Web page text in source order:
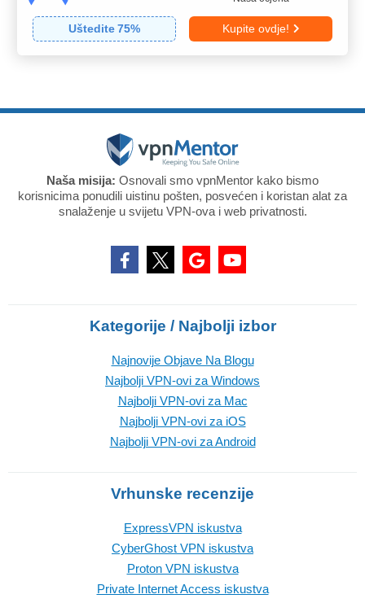
Uštedite75% Kupite ovdje!
Naša misija: Osnovali smo vpnMentor kako bismo
korisnicima ponudili uistinu pošten, posvećen i koristan alat za
snalaženje u svijetu VPN-ova i web privatnosti.
Kategorije / Najbolji izbor
Najnovije Objave Na Blogu
Najbolji VPN-ovi za Windows
Najbolji VPN-ovi za Mac
Najbolji VPN-ovi za iOS
Najbolji VPN-ovi za Android
Vrhunske recenzije
ExpressVPN iskustva
CyberGhost VPN iskustva
Proton VPN iskustva
Private Internet Access iskustva